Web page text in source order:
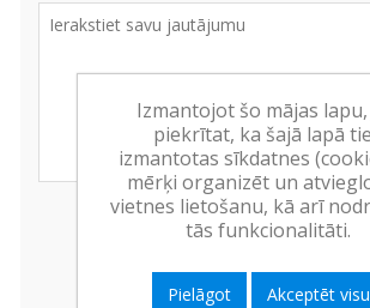
Izmantojot šo mājas lapu,
piekrītat, ka šajā lapā
izmantotas sīkdatnes
mērķi organizēt un
vietnes lietošanu, kā arī
tās funkcionalitāti.
Pielāgot Akceptēt visu